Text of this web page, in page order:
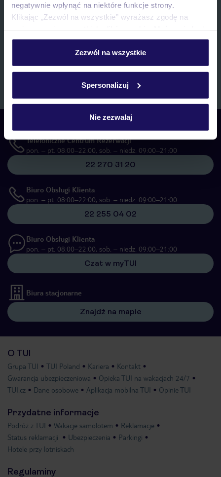
negatywnie wpłynąć na niektóre funkcje strony.
Klikając „Zezwól na wszystkie” wyrażasz zgodę na
personalizować swój wybór wchodząc w zakładkę
Szczegółowe informacje o plikach cookie znajdziesz
Zezwól na wszystkie
Spersonalizuj
Nie zezwalaj
Wyrażam zgodę na przetwarzanie danych osobowych przez TUI
marketingowych, w zakresie oraz celu wskazanym w„Informacji o
przetwarzaniu danych osobowych”, poprzez elektroniczną formę
systemów wywołujących.
Zapisz się
Skontaktuj się z nami
Telefoniczne Centrum Rezerwacji
pon. – pt. 08:00–22:00, sob. – niedz. 09:00–21:00
22 270 31 20
Biuro Obsługi Klienta
pon. – pt. 08:00–22:00, sob. – niedz. 09:00–21:00
22 255 04 02
Biuro Obsługi Klienta
pon. – pt. 08:00–22:00, sob. – niedz. 09:00–21:00
Czat w myTUI
Biura stacjonarne
Znajdź na mapie
O TUI
Grupa TUI TUI Poland Kariera
Kontakt
Gwarancja ubezpieczeniowa
Opieka TUI na wakacjach 24/7
TUI.cz
Dane osobowe Aplikacja mobilna TUI Opinie TUI
Przydatne informacje
Podróż z TUI Wakacje samolotem
Reklamacje
Status reklamacji
Ubezpieczenia
Parkingi
Hotele przy lotniskach
Regulaminy